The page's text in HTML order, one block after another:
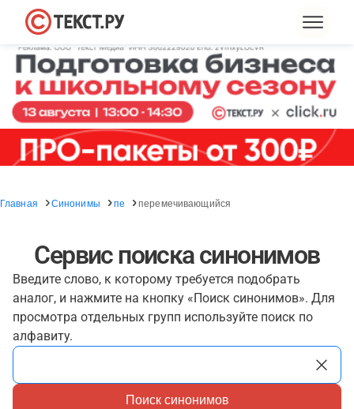
Главная Синонимы пе перемечивающийся
Сервис поиска синонимов
Введите слово, к которому требуется подобрать
аналог, и нажмите на кнопку «Поиск синонимов». Для
просмотра отдельных групп используйте поиск по
алфавиту.
Поиск синонимов